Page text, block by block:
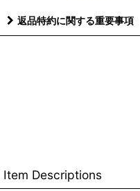
返品特約に関する重要事項
Item Descriptions